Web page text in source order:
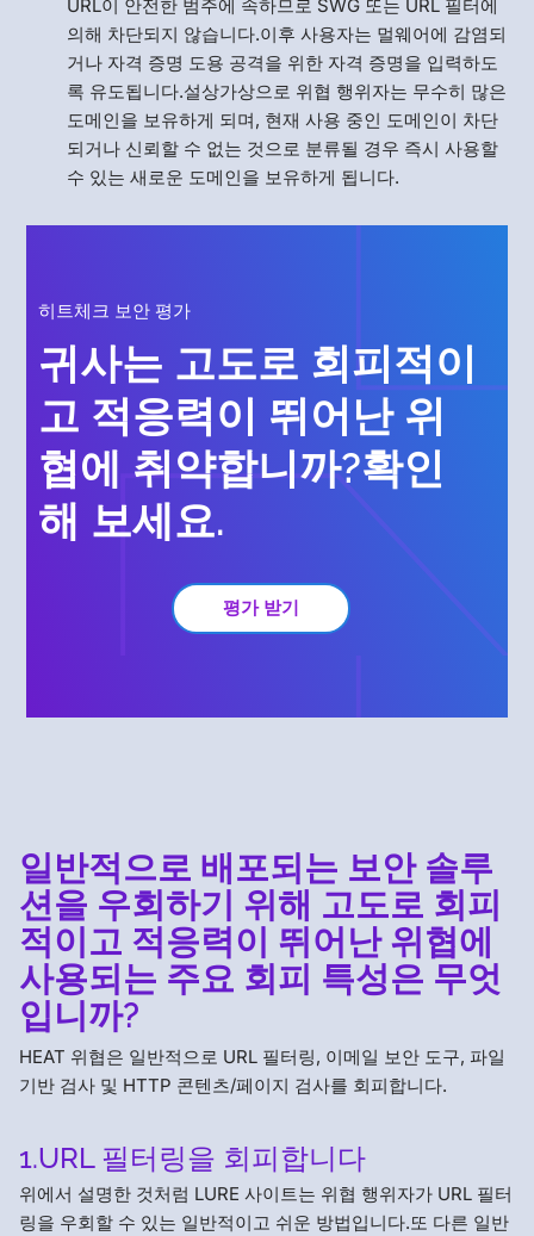
URL이 안전한 범주에 속하므로 SWG 또는 URL 필터에
의해 차단되지 않습니다.이후 사용자는 멀웨어에 감염되
거나 자격 증명 도용 공격을 위한 자격 증명을 입력하도
록 유도됩니다.설상가상으로 위협 행위자는 무수히 많은
도메인을 보유하게 되며, 현재 사용 중인 도메인이 차단
되거나 신뢰할 수 없는 것으로 분류될 경우 즉시 사용할
수 있는 새로운 도메인을 보유하게 됩니다.
히트체크 보안 평가
귀사는 고도로 회피적이
고 적응력이 뛰어난 위
협에 취약합니까?확인
해 보세요.
평가 받기
일반적으로 배포되는 보안 솔루
션을 우회하기 위해 고도로 회피
적이고 적응력이 뛰어난 위협에
사용되는 주요 회피 특성은 무엇
입니까?
HEAT 위협은 일반적으로 URL 필터링, 이메일 보안 도구, 파일
기반 검사 및 HTTP 콘텐츠/페이지 검사를 회피합니다.
1.URL 필터링을 회피합니다
위에서 설명한 것처럼 LURE 사이트는 위협 행위자가 URL 필터
링을 우회할 수 있는 일반적이고 쉬운 방법입니다.또 다른 일반